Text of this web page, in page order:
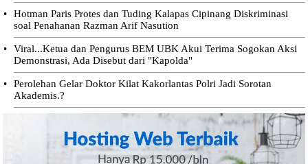
•
Hotman Paris Protes dan Tuding Kalapas Cipinang Diskriminasi
soal Penahanan Razman Arif Nasution
•
Viral...Ketua dan Pengurus BEM UBK Akui Terima Sogokan Aksi
Demonstrasi, Ada Disebut dari "Kapolda"
•
Perolehan Gelar Doktor Kilat Kakorlantas Polri Jadi Sorotan
Akademis.?